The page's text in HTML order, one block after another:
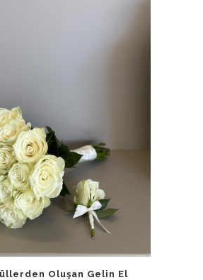
Oluşan Gelin El